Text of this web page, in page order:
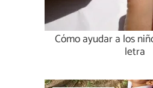
Cómo ayudar a los
letra